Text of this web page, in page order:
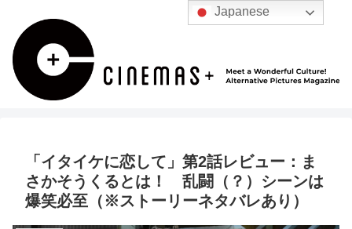
「イタイケに恋して」第2話レビュー：ま
さかそうくるとは！ 乱闘（？）シーンは
爆笑必至（※ストーリーネタバレあり）
Japanese